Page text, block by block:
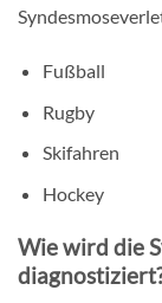
Fußball
Rugby
Skifahren
Hockey
Wie wird die